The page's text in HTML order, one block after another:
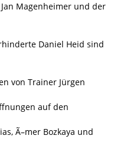
Magenheimer und der
Daniel Heid sind
von Trainer Jürgen
auf den
Ã–mer Bozkaya und